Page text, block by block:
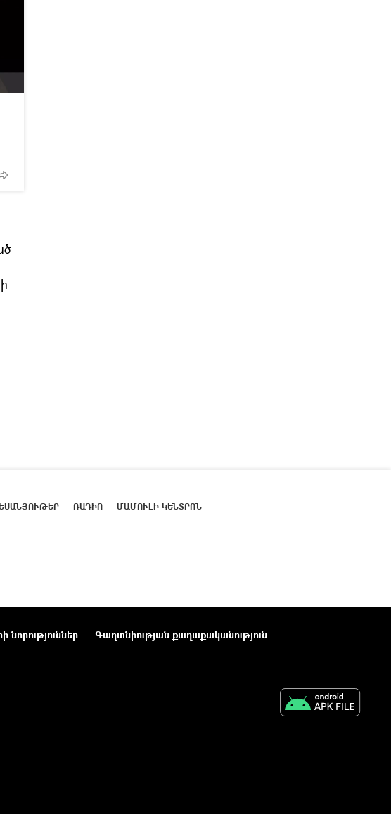
ՌԱԴԻՈ ՄԱՄՈՒԼԻ ԿԵՆՏՐՈՆ
նորություններ
Գաղտնիության քաղաքականություն